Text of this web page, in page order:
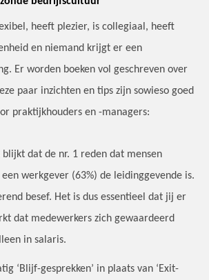
heeft plezier, is collegiaal, heeft
en niemand krijgt er een
Er worden boeken vol geschreven over
paar inzichten en tips zijn sowieso goed
praktijkhouders en -managers:
blijkt dat de nr. 1 reden dat mensen
werkgever (63%) de leidinggevende is.
besef. Het is dus essentieel dat jij er
dat medewerkers zich gewaardeerd
in salaris.
‘Blijf-gesprekken’ in plaats van ‘Exit-